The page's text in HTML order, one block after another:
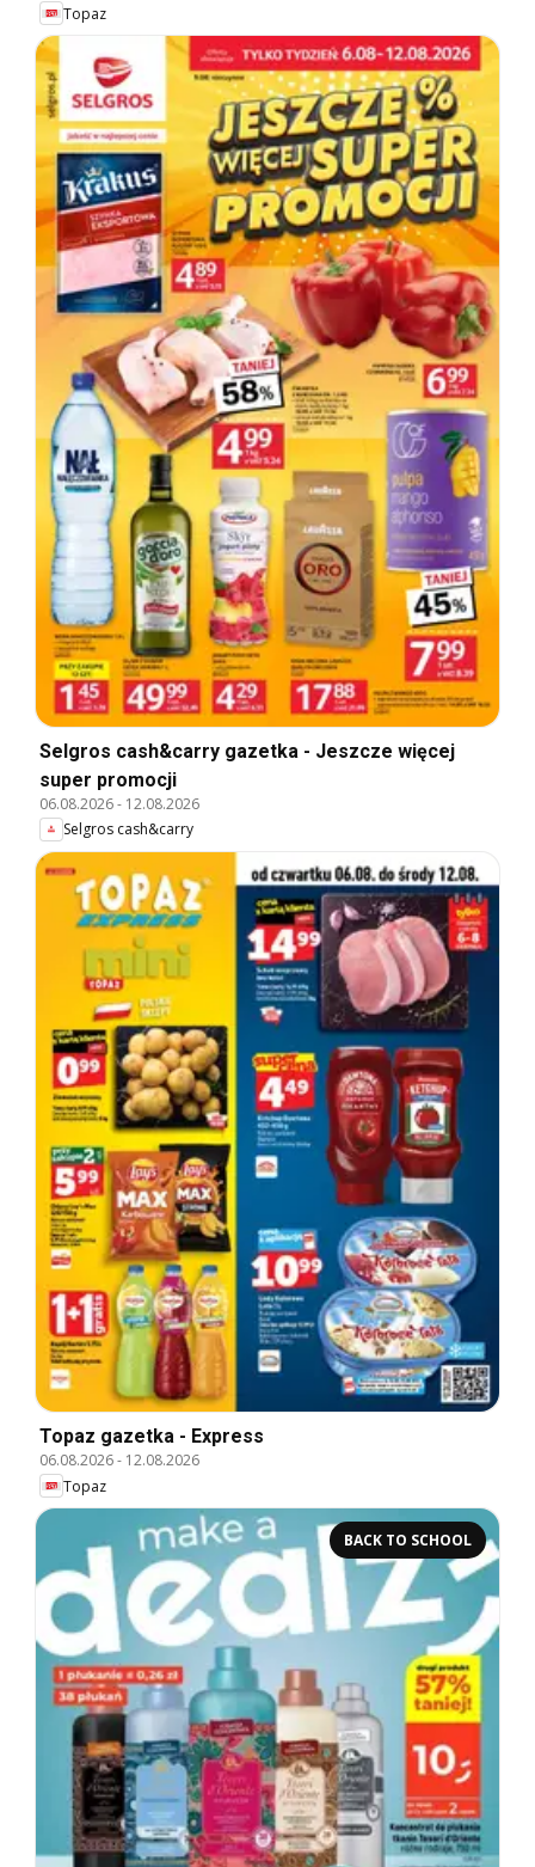
Topaz
Selgros cash&carry gazetka - Jeszcze więcej
super promocji
06.08.2026- 12.08.2026
Selgros cash&carry
Topaz gazetka - Express
06.08.2026- 12.08.2026
Topaz
BACK TO SCHOOL